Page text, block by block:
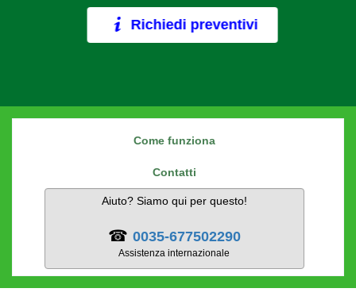
Richiedi preventivi
Come funziona
Contatti
Aiuto? Siamo qui per questo!
☎ 0035-677502290
Assistenza internazionale